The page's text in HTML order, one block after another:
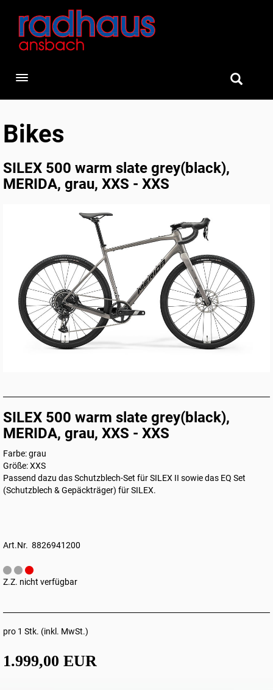
Toggle navigation
Bikes
SILEX 500 warm slate grey(black),
MERIDA, grau, XXS - XXS
SILEX 500 warm slate grey(black),
MERIDA, grau, XXS - XXS
Farbe: grau
Größe: XXS
Passend dazu dasSchutzblech-Set für SILEX II sowie das EQ Set
(Schutzblech & Gepäckträger) für SILEX.
Art.Nr. 8826941200
Z.Z. nicht verfügbar
pro 1 Stk. (inkl. MwSt.)
1.999,00 EUR